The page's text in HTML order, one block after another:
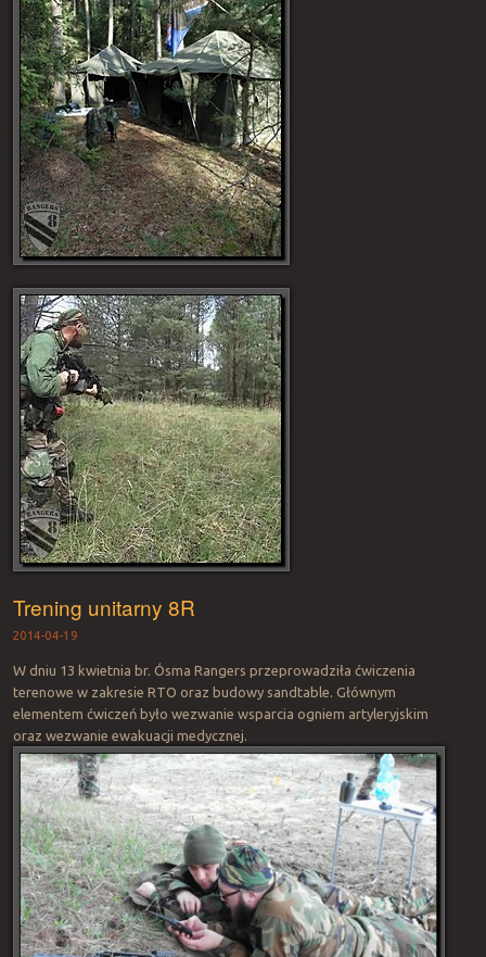
Trening unitarny 8R
2014-04-19
W dniu 13 kwietnia br. Ósma Rangers przeprowadziła ćwiczenia
terenowe w zakresie RTO oraz budowy sandtable. Głównym
elementem ćwiczeń było wezwanie wsparcia ogniem artyleryjskim
oraz wezwanie ewakuacji medycznej.